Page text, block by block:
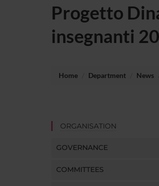
Progetto
insegnanti
Home Department News
ORGANISATION
GOVERNANCE
COMMITTEES